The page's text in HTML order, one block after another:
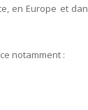
en Europe et
notamment :